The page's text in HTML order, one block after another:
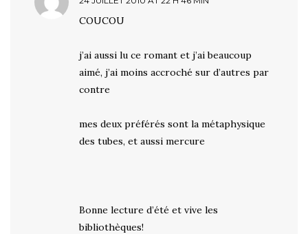
COUCOU
j’ai aussi lu ce romant et j’ai beaucoup
aimé, j’ai moins accroché sur d’autres par
contre
mes deux préférés sont la métaphysique
des tubes, et aussi mercure
Bonne lecture d’été et vive les
bibliothèques!